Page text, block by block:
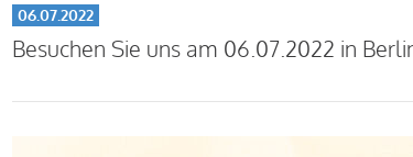
06.07.2022
Besuchen Sie uns am 06.07.2022 in